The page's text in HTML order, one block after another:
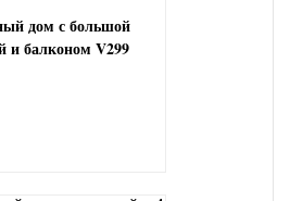
дом с большой
и балконом V299